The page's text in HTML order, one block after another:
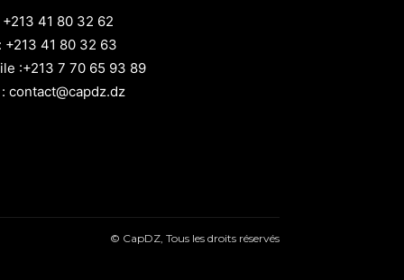
41 80 32 62
+213 41 80 32 63
:+213 7 70 65 93 89
contact@capdz.dz
© CapDZ, Tous les droits réservés